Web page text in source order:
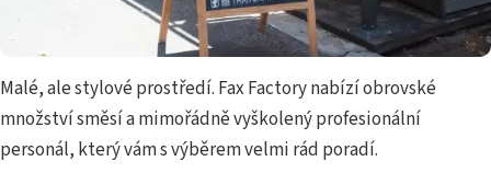
Malé, ale stylové prostředí. Fax Factory nabízí obrovské
množství směsí a mimořádně vyškolený profesionální
personál, který vám s výběrem velmi rád poradí.